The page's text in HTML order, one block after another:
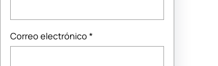
Correo electrónico *